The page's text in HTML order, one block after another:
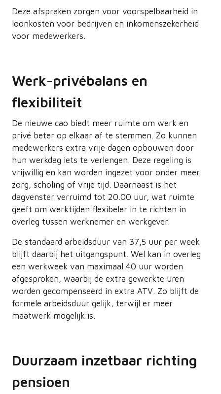
Deze afspraken zorgen voor voorspelbaarheid in
loonkosten voor bedrijven en inkomenszekerheid
voor medewerkers.
Werk-privébalans en
flexibiliteit
De nieuwe cao biedt meer ruimte om werk en
privé beter op elkaar af te stemmen. Zo kunnen
medewerkers extra vrije dagen opbouwen door
hun werkdag iets te verlengen. Deze regeling is
vrijwillig en kan worden ingezet voor onder meer
zorg, scholing of vrije tijd. Daarnaast is het
dagvenster verruimd tot 20.00 uur, wat ruimte
geeft om werktijden flexibeler in te richten in
overleg tussen werknemer en werkgever.
De standaard arbeidsduur van 37,5 uur per week
blijft daarbij het uitgangspunt. Wel kan in overleg
een werkweek van maximaal 40 uur worden
afgesproken, waarbij de extra gewerkte uren
worden gecompenseerd in extra ATV. Zo blijft de
formele arbeidsduur gelijk, terwijl er meer
maatwerk mogelijk is.
Duurzaam inzetbaar richting
pensioen